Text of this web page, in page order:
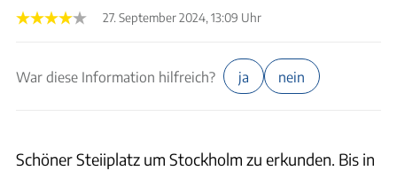
27. September 2024, 13:09 Uhr
War diese Information hilfreich? ja nein
Schöner Steiiplatz um Stockholm zu erkunden. Bis in